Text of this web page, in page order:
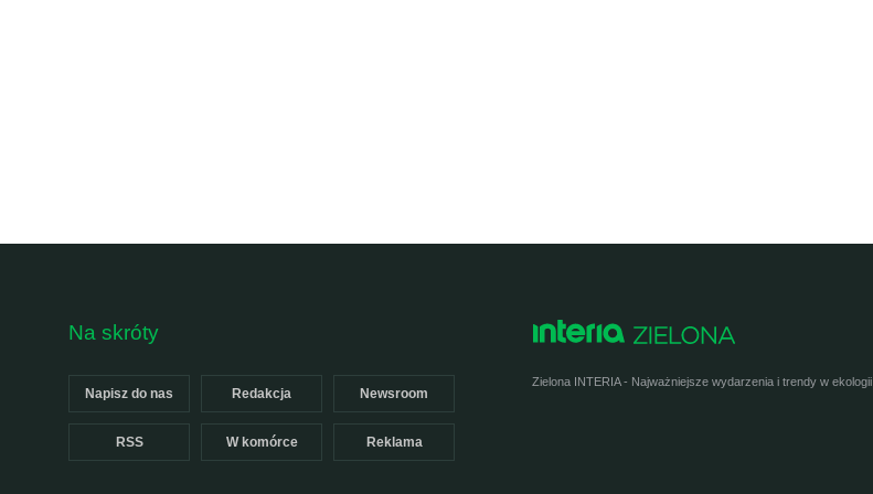
Na skróty
Napisz do nas Redakcja Newsroom
RSS W komórce Reklama
Zielona INTERIA - Najważniejsze wydarzenia i trendy w ekologii